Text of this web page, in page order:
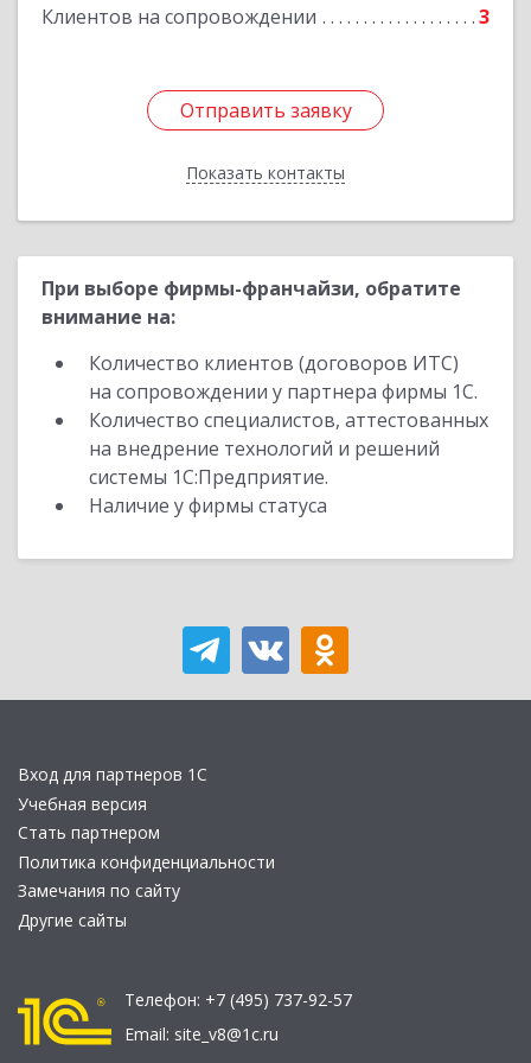
Клиентов на сопровождении 3
Отправить заявку
Показать контакты
Отправить заявку
Назад
При выборе фирмы-франчайзи, обратите
внимание на:
Количество клиентов (договоров ИТС)
на сопровождении у партнера фирмы 1С.
Количество специалистов, аттестованных
на внедрение технологий и решений
системы 1С:Предприятие.
Наличие у фирмы статуса
Вход для партнеров 1С
Учебная версия
Стать партнером
Политика конфиденциальности
Замечания по сайту
Другие сайты
Телефон: +7 (495) 737-92-57
Email: site_v8@1c.ru